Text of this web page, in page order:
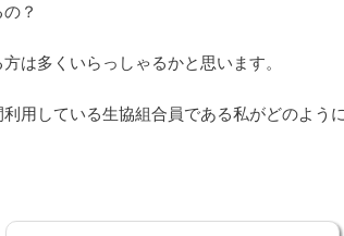
？
は多くいらっしゃるかと思います。
用している生協組合員である私がどのよう